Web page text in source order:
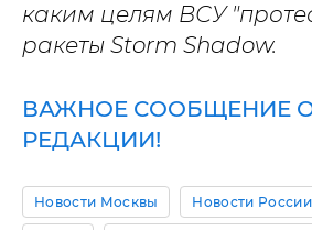
каким целям ВСУ
ракеты Storm Shadow.
ВАЖНОЕ СООБЩЕНИЕ
РЕДАКЦИИ!
Новости Москвы Новости России